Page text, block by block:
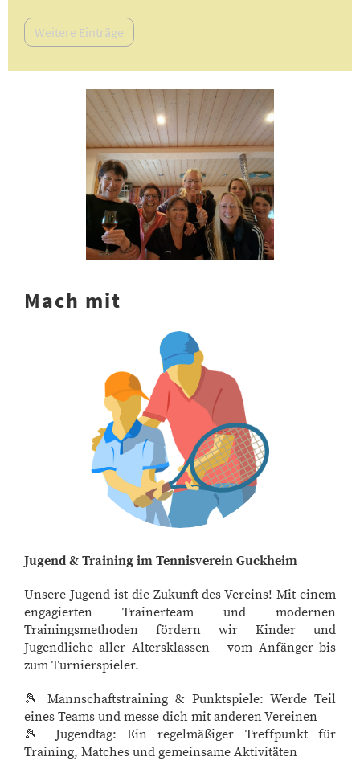
Weitere Einträge
Mach mit
Jugend & Training im Tennisverein Guckheim
Unsere Jugend ist die Zukunft des Vereins! Mit einem
engagierten Trainerteam und modernen
Trainingsmethoden fördern wir Kinder und
Jugendliche aller Altersklassen – vom Anfänger bis
zum Turnierspieler.
🎾 Mannschaftstraining & Punktspiele: Werde Teil
eines Teams und messe dich mit anderen Vereinen
🎾 Jugendtag: Ein regelmäßiger Treffpunkt für
Training, Matches und gemeinsame Aktivitäten